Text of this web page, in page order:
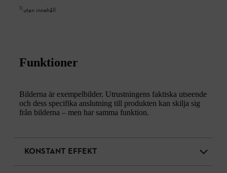
1) utan innehåll
Funktioner
Bilderna är exempelbilder. Utrustningens faktiska utseende
och dess specifika anslutning till produkten kan skilja sig
från bilderna – men har samma funktion.
KONSTANT EFFEKT